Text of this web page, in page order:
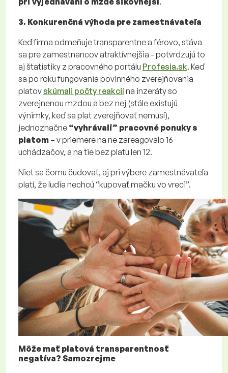
3. Konkurenčná výhoda pre zamestnávateľa
Keď firma odmeňuje transparentne a férovo, stáva
sa pre zamestnancov atraktívnejšia - potvrdzujú to
aj štatistiky z pracovného portálu Profesia.sk. Keď
sa po roku fungovania povinného zverejňovania
platovskúmali počty reakciína inzeráty so
zverejnenou mzdou a bez nej (stále existujú
výnimky, keď sa plat zverejňovať nemusí),
jednoznačne “vyhrávali” pracovné ponuky s
platom – v priemere na ne zareagovalo 16
uchádzačov, a na tie bez platu len 12.
Niet sa čomu čudovať, aj pri výbere zamestnávateľa
platí, že ľudia nechcú “kupovať mačku vo vreci”.
Môže mať platová transparentnosť
negatíva? Samozrejme